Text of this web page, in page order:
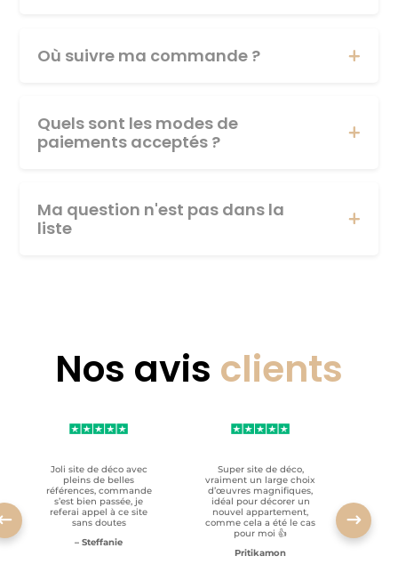
Où suivre ma commande ?
Quels sont les modes de
paiements acceptés ?
Ma question n'est pas dans la
liste
Nos avis clients
Joli site de déco avec
pleins de belles
références, commande
s’est bien passée, je
referai appel à ce site
sans doutes
– Steffanie
Super site de déco,
vraiment un large choix
d’œuvres magnifiques,
idéal pour décorer un
nouvel appartement,
comme cela a été le cas
pour moi 👍
Pritikamon